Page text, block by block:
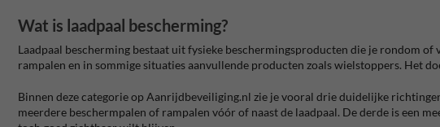
Wat is laadpaal bescherming?
Laadpaal bescherming bestaat uit fysieke beschermingsproducten die je rondom
rampalen en in sommige situaties aanvullende producten zoals wielstoppers. Het
Binnen deze categorie op Aanrijdbeveiliging.nl zie je vooral drie duidelijke
meerdere beschermpalen of rampalen vóór of naast de laadpaal. De derde is een